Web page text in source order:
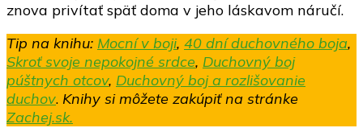
znova privítať späť doma v jeho láskavom náručí.
Tip na knihu: Mocní v boji, 40 dní duchovného boja,
Skroť svoje nepokojné srdce, Duchovný boj
púštnych otcov, Duchovný boj a rozlišovanie
duchov. Knihy si môžete zakúpiť na stránke
Zachej.sk.